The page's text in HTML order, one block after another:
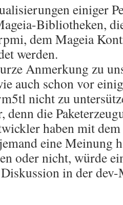
einiger
Bibliotheken,
dem Mageia
werden.
Anmerkung zu
auch schon vor
nicht zu
denn die
haben mit
eine Meinung
oder nicht, würde
in der